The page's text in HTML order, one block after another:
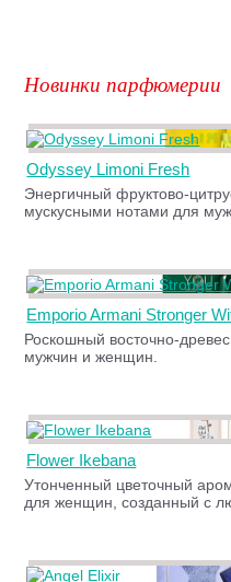
Новинки парфюмерии
Odyssey Limoni Fresh
Энергичный фруктово-
мускусными нотами для
Emporio Armani Stronger
Роскошный восточно-
мужчин и женщин.
Flower Ikebana
Утонченный цветочный
для женщин, созданный с